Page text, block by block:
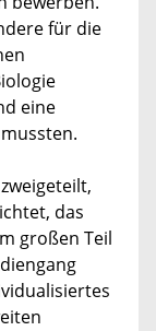
für die
eine
das
großen Teil